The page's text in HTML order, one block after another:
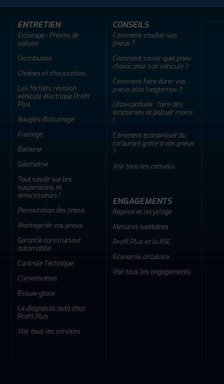
ENTRETIEN
Éclairage - Phares de
voiture
Distribution
Chaînes et chaussettes
Les forfaits révision
véhicule électrique Profil
Plus
Bougies d'allumage
Freinage
Batterie
Géométrie
Tout savoir sur les
suspensions et
amortisseurs !
Permutation des pneus
Montage de vos pneus
Garantie constructeur
automobile
Contrôle Technique
Climatisation
Essuie-glace
Le diagnostic auto chez
Profil Plus
Voir tous les services
CONSEILS
Comment stocker vos
pneus ?
Comment savoir quel pneu
choisir pour son véhicule ?
Comment faire durer vos
pneus plus longtemps ?
L'éco-conduite : faire des
économies et polluer moins
!
Comment économiser du
carburant grâce à vos pneus
?
Voir tous les conseils
ENGAGEMENTS
Reprise et recyclage
Mesures sanitaires
Profil Plus et la RSE
Économie circulaire
Voir tous les engagements